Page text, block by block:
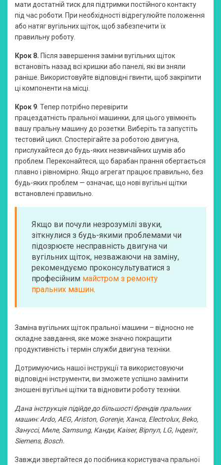
мати достатній тиск для підтримки постійного контакту
під час роботи. При необхідності відрегулюйте положення
або натяг вугільних щіток, щоб забезпечити їх
правильну роботу.
Крок 8. Після завершення заміни вугільних щіток
встановіть назад всі кришки або панелі, які ви зняли
раніше. Використовуйте відповідні гвинти, щоб закріпити
ці компоненти на місці.
Крок 9. Тепер потрібно перевірити
працездатність пральної машинки, для цього увімкніть
вашу пральну машину до розетки. Виберіть та запустіть
тестовий цикл. Спостерігайте за роботою двигуна,
прислухайтеся до будь-яких незвичайних шумів або
проблем. Переконайтеся, що барабан прання обертається
плавно і рівномірно. Якщо агрегат працює правильно, без
будь-яких проблем — означає, що нові вугільні щітки
встановлені правильно.
Якщо ви почули незрозумілі звуки,
зіткнулися з будь-якими проблемами чи
підозрюєте несправність двигуна чи
вугільних щіток, незважаючи на заміну,
рекомендуємо проконсультуватися з
професійним майстром з ремонту
пральних машин.
Заміна вугільних щіток пральної машини – відносно не
складне завдання, яке може значно покращити
продуктивність і термін служби двигуна техніки.
Дотримуючись нашої інструкції та використовуючи
відповідні інструменти, ви зможете успішно замінити
зношені вугільні щітки та відновити роботу техніки.
Дана інструкція підійде до більшості брендів пральних
машин: Ardo, AEG, Ariston, Gorenje, Ханса, Electrolux, Beko,
Зануссі, Миле, Samsung, Канди, Kaiser, Вірпул, LG, Індезіт,
Siemens, Bosch.
Завжди звертайтеся до посібника користувача пральної